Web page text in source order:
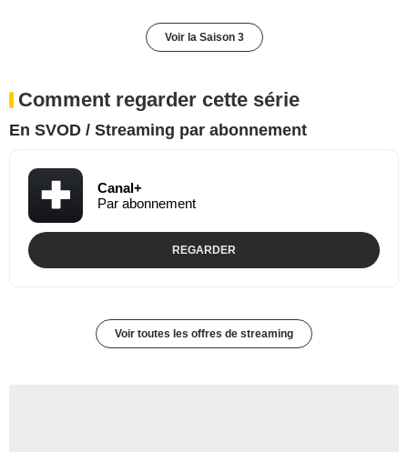
Voir la Saison 3
Comment regarder cette série
En SVOD / Streaming par abonnement
Canal+
Par abonnement
REGARDER
Voir toutes les offres de streaming